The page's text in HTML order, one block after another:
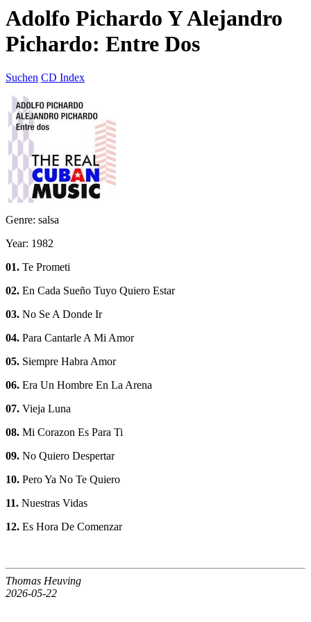
Adolfo Pichardo Y Alejandro
Pichardo: Entre Dos
Suchen CD Index
Genre: salsa
Year: 1982
01. Te Prometi
02. En Cada Sueño Tuyo Quiero Estar
03. No Se A Donde Ir
04. Para Cantarle A Mi Amor
05. Siempre Habra Amor
06. Era Un Hombre En La Arena
07. Vieja Luna
08. Mi Corazon Es Para Ti
09. No Quiero Despertar
10. Pero Ya No Te Quiero
11. Nuestras Vidas
12. Es Hora De Comenzar
Thomas Heuving
2026-05-22